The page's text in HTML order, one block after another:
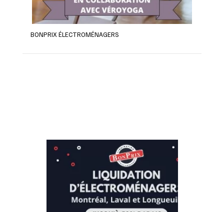
BONPRIX ÉLECTROMÉNAGERS